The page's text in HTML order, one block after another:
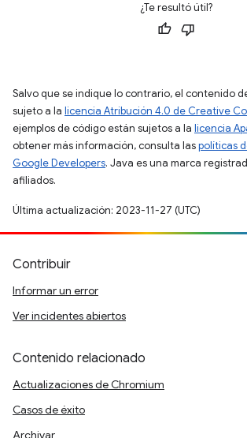
¿Te resultó útil?
Salvo que se indique lo contrario, el contenido
sujeto a la licencia Atribución 4.0 de Creative
ejemplos de código están sujetos a la licencia
obtener más información, consulta laspolíticas
Google Developers. Java es una marca
afiliados.
Última actualización: 2023-11-27 (UTC)
Contribuir
Informar un error
Ver incidentes abiertos
Contenido relacionado
Actualizaciones de Chromium
Casos de éxito
Archivar